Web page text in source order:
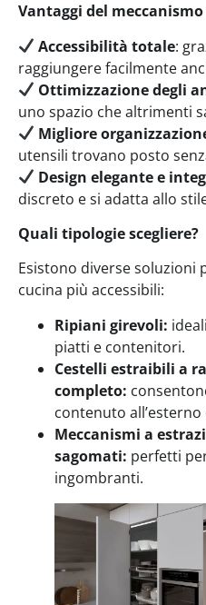
Vantaggi del
Accessibilità totale:
raggiungere facilmente
Ottimizzazione degli
uno spazio che altrimenti
Migliore
utensili trovano posto
Design elegante e
discreto e si adatta allo
Quali tipologie scegliere?
Esistono diverse soluzioni
cucina più accessibili:
Ripiani girevoli:
piatti e contenitori.
Cestelli estraibili a
completo:
contenuto
Meccanismi a
sagomati: perfetti
ingombranti.